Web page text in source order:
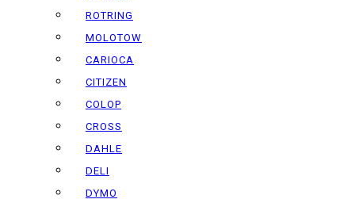
ROTRING
MOLOTOW
CARIOCA
CITIZEN
COLOP
CROSS
DAHLE
DELI
DYMO